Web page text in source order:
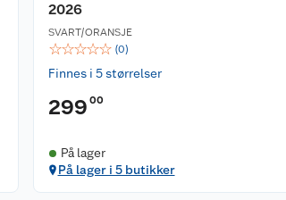
2026
SVART/ORANSJE
☆☆☆☆☆ (0)
Finnes i 5 størrelser
299 00
På lager
På lager i 5 butikker